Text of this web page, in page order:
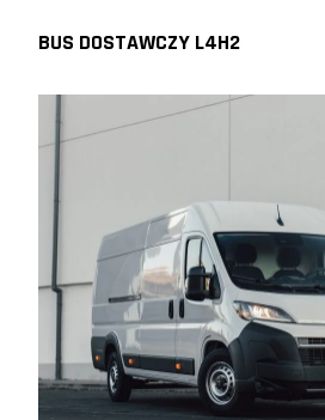
BUS DOSTAWCZY L4H2